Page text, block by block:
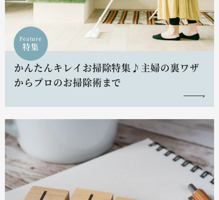
Feature
特集
かんたんキレイお掃除特集♪主婦の裏ワザ
からプロのお掃除術まで